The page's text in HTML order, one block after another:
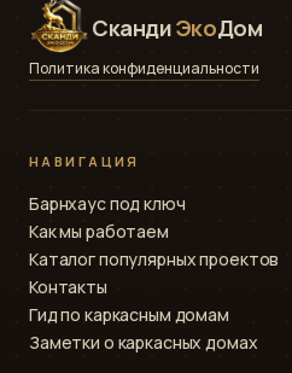
СкандиЭкоДом
Политика конфиденциальности
НАВИГАЦИЯ
Барнхаус под ключ
Как мы работаем
Каталог популярных проектов
Контакты
Гид по каркасным домам
Заметки о каркасных домах